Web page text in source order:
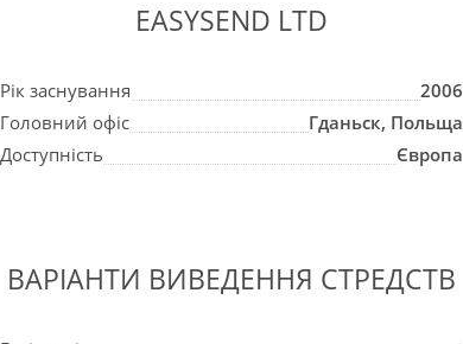
EASYSEND LTD
Рік заснування
2006
Головний офіс
Гданьск, Польща
Доступність
Європа
ВАРІАНТИ ВИВЕДЕННЯ СТРЕДСТВ